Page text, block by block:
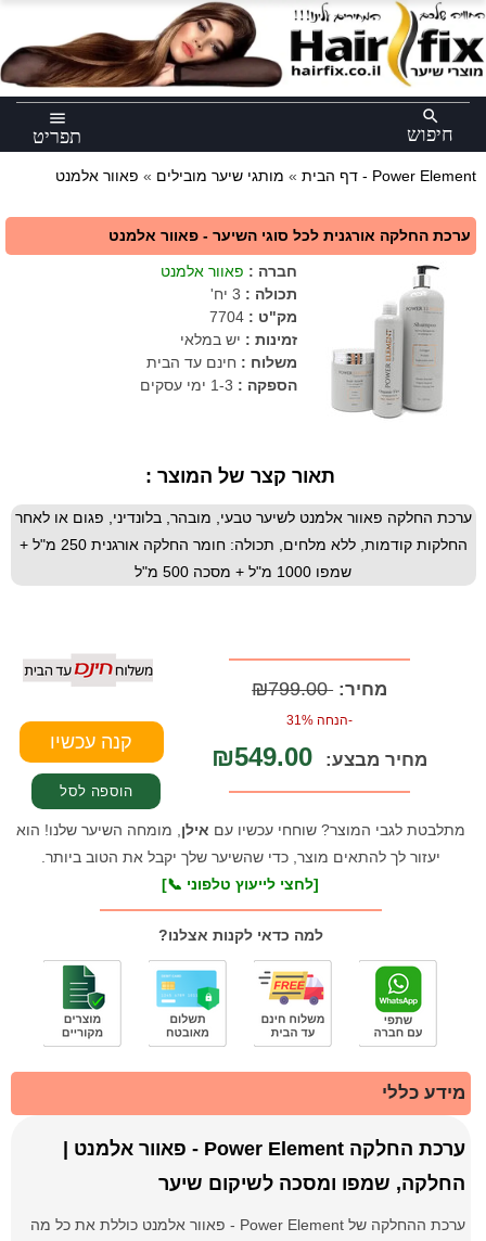
menu
תפריט
search
חיפוש
דף הבית » מותגי שיער מובילים » פאוור אלמנט - Power Element
ערכת החלקה אורגנית לכל סוגי השיער - פאוור אלמנט
חברה : פאוור אלמנט
תכולה : 3 יח'
מק"ט :
7704
זמינות : יש במלאי
משלוח : חינם עד הבית
הספקה : 1-3 ימי עסקים
תאור קצר של המוצר :
ערכת החלקה פאוור אלמנט לשיער טבעי, מובהר, בלונדיני, פגום או לאחר
החלקות קודמות, ללא מלחים, תכולה: חומר החלקה אורגנית 250 מ"ל +
שמפו 1000 מ"ל + מסכה 500 מ"ל
מחיר: ₪799.00
-הנחה 31%
מחיר מבצע: ₪549.00
מתלבטת לגבי המוצר? שוחחי עכשיו עם אילן , מומחה השיער שלנו! הוא
יעזור לך להתאים מוצר, כדי שהשיער שלך יקבל את הטוב ביותר.
[לחצי לייעוץ טלפוני 📞]
למה כדאי לקנות אצלנו?
מידע כללי
ערכת החלקה Power Element - פאוור אלמנט |
החלקה, שמפו ומסכה לשיקום שיער
ערכת ההחלקה של Power Element - פאוור אלמנט כוללת את כל מה
×